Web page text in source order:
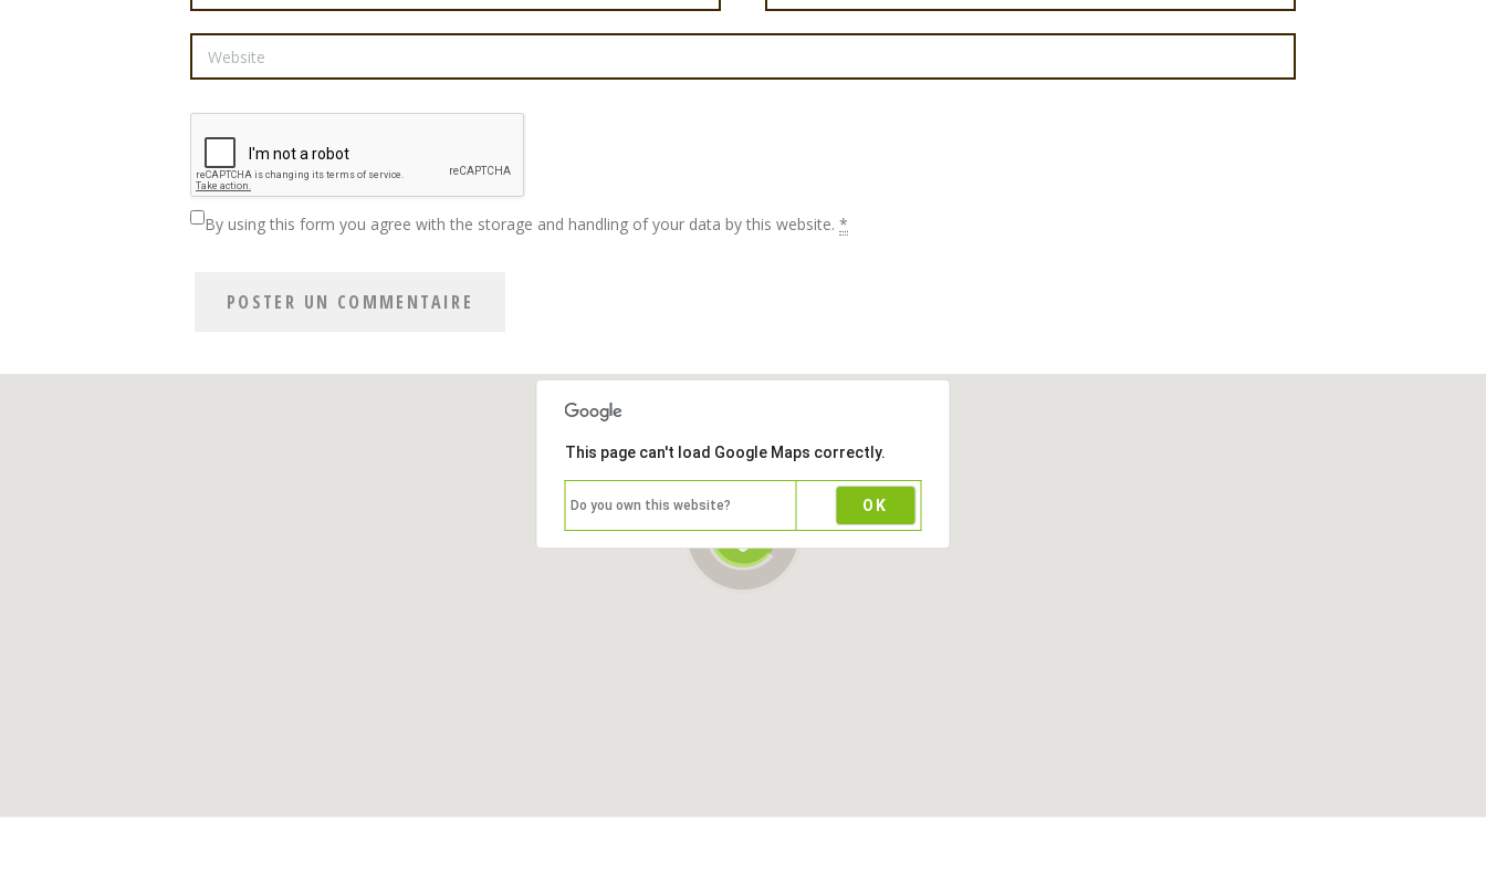
By using this form you agree with the storage and handling of your data by this website. *
This page can't load Google Maps correctly.
Do you own this website? OK